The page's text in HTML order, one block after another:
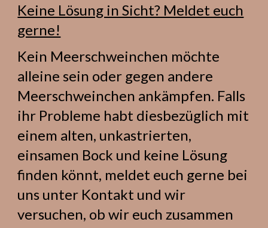
Keine Lösung in Sicht? Meldet euch
gerne!
Kein Meerschweinchen möchte
alleine sein oder gegen andere
Meerschweinchen ankämpfen. Falls
ihr Probleme habt diesbezüglich mit
einem alten, unkastrierten,
einsamen Bock und keine Lösung
finden könnt, meldet euch gerne bei
uns unter Kontakt und wir
versuchen, ob wir euch zusammen